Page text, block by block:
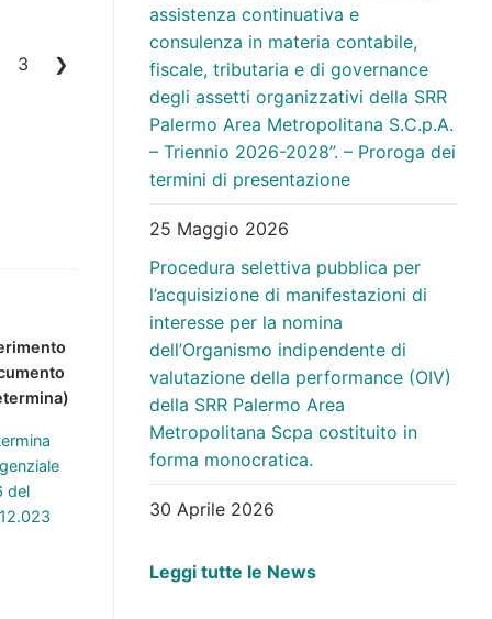
3 ❯
del
assistenza continuativa e
consulenza in materia contabile,
fiscale, tributaria e di governance
degli assetti organizzativi della SRR
Palermo Area Metropolitana S.C.p.A.
– Triennio 2026-2028”. – Proroga dei
termini di presentazione
25 Maggio 2026
Procedura selettiva pubblica per
l’acquisizione di manifestazioni di
interesse per la nomina
dell’Organismo indipendente di
valutazione della performance (OIV)
della SRR Palermo Area
Metropolitana Scpa costituito in
forma monocratica.
30 Aprile 2026
Leggi tutte le News